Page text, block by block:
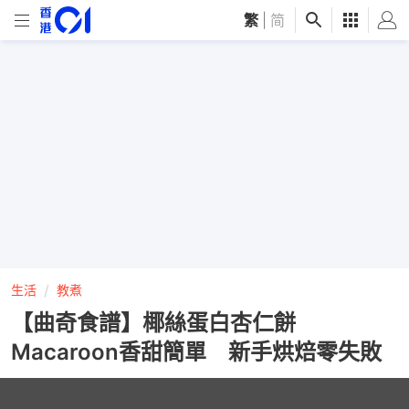
繁 简
生活 教煮
【曲奇食譜】椰絲蛋白杏仁餅
Macaroon香甜簡單 新手烘焙零失敗